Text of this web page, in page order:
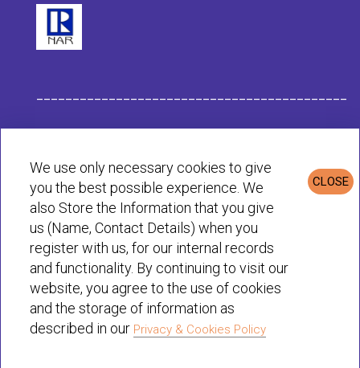
Política de Privacidad & Cookies
© Habit 2001-2025 All rights reserved
CLOSE
We use only necessary cookies to give
you the best possible experience. We
also Store the Information that you give
us (Name, Contact Details) when you
register with us, for our internal records
and functionality. By continuing to visit our
website, you agree to the use of cookies
and the storage of information as
described in our Privacy & Cookies Policy